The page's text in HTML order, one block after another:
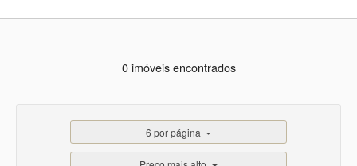
0 imóveis encontrados
6 por página